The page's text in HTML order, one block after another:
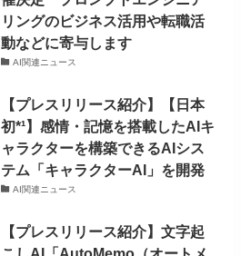
リングのビジネス活用や転職活
動などに寄与します
AI関連ニュース
【プレスリリース紹介】【日本
初*¹】感情・記憶を搭載したAIキ
ャラクターを構築できるAIシス
テム「キャラクターAI」を開発
AI関連ニュース
【プレスリリース紹介】文字起